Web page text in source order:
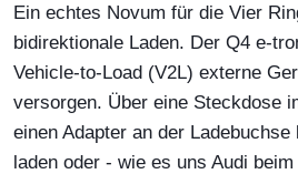
Ein echtes Novum für die Vier
bidirektionale Laden. Der Q4 e-
Vehicle-to-Load (V2L) externe
versorgen. Über eine Steckdose
einen Adapter an der
laden oder - wie es uns Audi